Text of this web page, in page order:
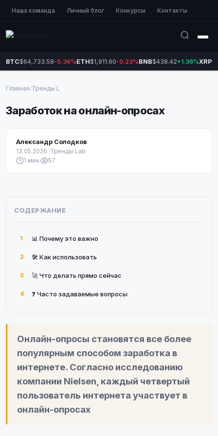
Наша команда Личный блог Конкурсы Контакты
BTC$64,733.58-0.36%ETH$1,911.60-0.23%BNB$438.42+1.36%XRP
Главная/Тренды L
Заработок на онлайн-опросах
Александр Солодков
13.05.2026 ·Тренды Lab
1 мин.
57
СОДЕРЖАНИЕ
1 📊 Почему это важно
2 🛠 Как использовать
3 🚀 Что делать прямо сейчас
4 ❓ Часто задаваемые вопросы
Онлайн-опросы становятся все более
популярным способом заработка в
интернете. Согласно исследованию
компании Nielsen, каждый четвертый
пользователь интернета участвует в
онлайн-опросах